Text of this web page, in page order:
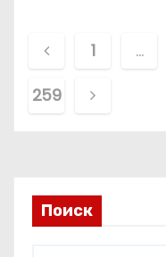
а
г
н
а
1 …
259
Поиск